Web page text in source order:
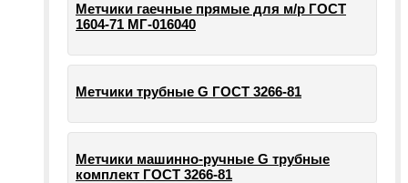
Метчики гаечные прямые для м/р ГОСТ
1604-71 МГ-016040
Метчики трубные G ГОСТ 3266-81
Метчики машинно-ручные G трубные
комплект ГОСТ 3266-81